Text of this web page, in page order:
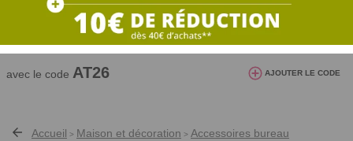
10€ de réduction dès 40€ d'achat. Offre
valable du 03/08/2026 au 12/08/2026.
avec le code AT26 AJOUTER LE CODE
Accueil > Maison et décoration > Accessoires bureau